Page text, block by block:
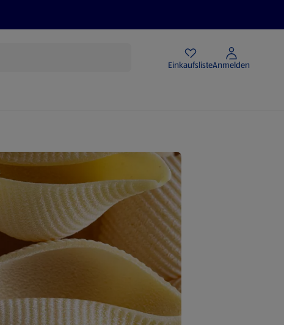
EinkaufslisteAnmelden